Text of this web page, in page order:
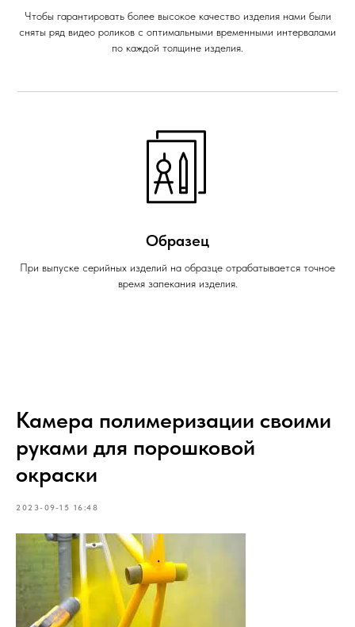
Чтобы гарантировать более высокое качество изделия нами были
сняты ряд видео роликов с оптимальными временными интервалами
по каждой толщине изделия.
Образец
При выпуске серийных изделий на образце отрабатывается точное
время запекания изделия.
Камера полимеризации своими
руками для порошковой
окраски
2023-09-15 16:48